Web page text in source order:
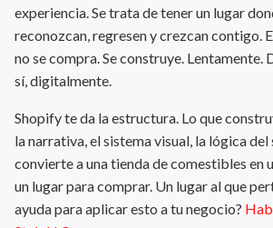
experiencia. Se trata de tener un lugar
reconozcan, regresen y crezcan contigo.
no se compra. Se construye. Lentamente.
sí, digitalmente.
Shopify te da la estructura. Lo que
la narrativa, el sistema visual, la lógica del
convierte a una tienda de comestibles en
un lugar para comprar. Un lugar al que
ayuda para aplicar esto a tu negocio?